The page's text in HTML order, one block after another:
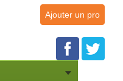
Ajouter un pro